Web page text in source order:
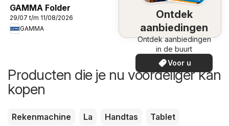
GAMMA Folder
29/07 t/m 11/08/2026
GAMMA
Ontdek
aanbiedingen
Ontdek aanbiedingen
in de buurt
Voor u
Producten die je nu voordeliger kan
kopen
Rekenmachine La Handtas
Tablet